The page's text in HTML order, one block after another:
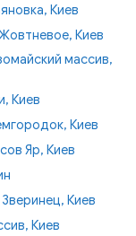
Киев
Киев
массив,
Киев
Киев
Яр, Киев
Киев
Киев